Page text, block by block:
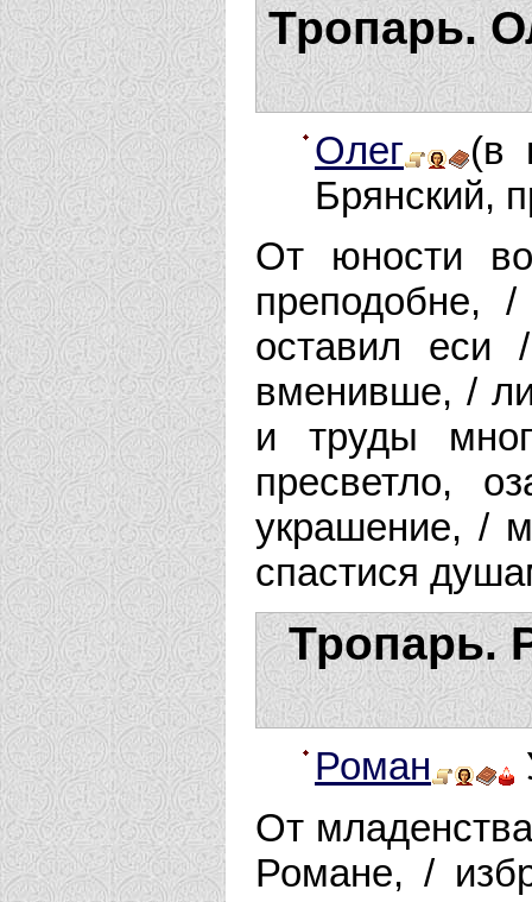
Тропарь.
Олег
(в
Брянский,
От юности
преподобне,
оставил еси
вменивше, /
и труды
пресветло,
украшение, /
спастися
Тропарь.
Роман
От
Романе, /